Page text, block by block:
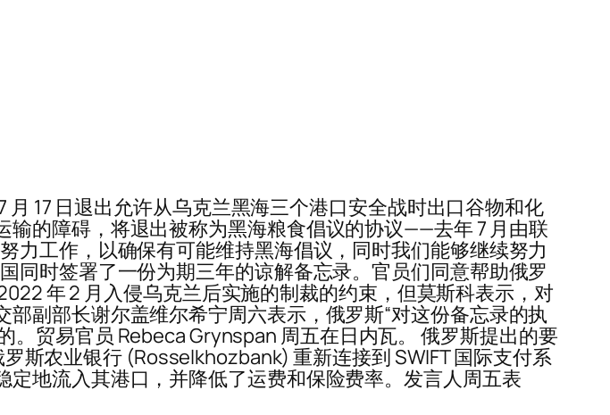
17 日退出允许从乌克兰黑海三个港口安全战时出口谷物和化
的障碍，将退出被称为黑海粮食倡议的协议——去年 7 月由联
力工作，以确保有可能维持黑海倡议，同时我们能够继续努力
同时签署了一份为期三年的谅解备忘录。官员们同意帮助俄罗
年 2 月入侵乌克兰后实施的制裁的约束，但莫斯科表示，对
副部长谢尔盖维尔希宁周六表示，俄罗斯“对这份备忘录的执
贸易官员 Rebeca Grynspan 周五在日内瓦。 俄罗斯提出的要
斯农业银行 (Rosselkhozbank) 重新连接到 SWIFT 国际支付系
地流入其港口，并降低了运费和保险费率。发言人周五表